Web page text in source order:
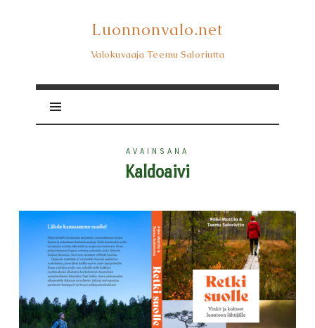
Luonnonvalo.net
Luonnonvalo.net
Valokuvaaja Teemu Saloriutta
AVAINSANA
Kaldoaivi